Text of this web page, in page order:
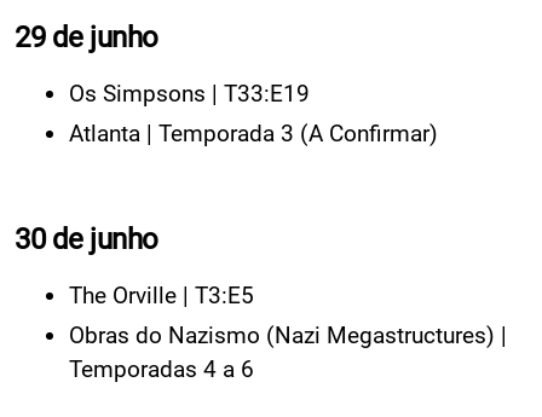
29 de junho
Os Simpsons | T33:E19
Atlanta | Temporada 3 (A Confirmar)
30 de junho
The Orville | T3:E5
Obras do Nazismo (Nazi Megastructures) |
Temporadas 4 a 6